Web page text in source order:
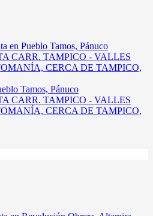
Tamos, Pánuco
CARR. TAMPICO - VALLES
CERCA DE TAMPICO,